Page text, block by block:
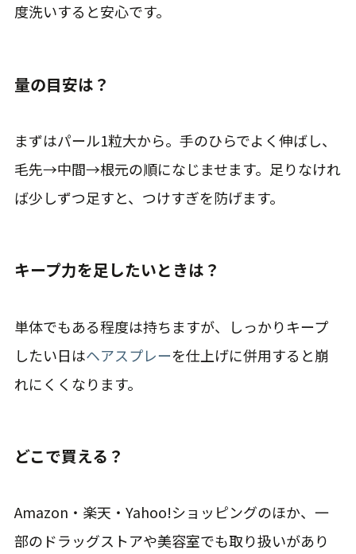
度洗いすると安心です。
量の目安は？
まずはパール1粒大から。手のひらでよく伸ばし、
毛先→中間→根元の順になじませます。足りなけれ
ば少しずつ足すと、つけすぎを防げます。
キープ力を足したいときは？
単体でもある程度は持ちますが、しっかりキープ
したい日はヘアスプレーを仕上げに併用すると崩
れにくくなります。
どこで買える？
Amazon・楽天・Yahoo!ショッピングのほか、一
部のドラッグストアや美容室でも取り扱いがあり